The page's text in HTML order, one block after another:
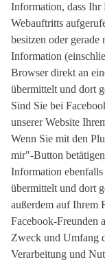
Information, dass Ihr
Webauftritts
besitzen oder
Information
Browser direkt an
übermittelt und dort
Sind Sie bei
unserer Website
Wenn Sie mit den
mir"-Button
Information
übermittelt und dort
außerdem auf Ihrem
Facebook-Freunden
Zweck und Umfang
Verarbeitung und